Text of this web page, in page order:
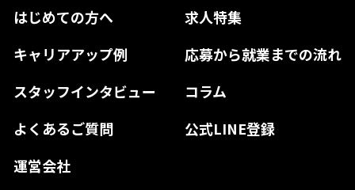
はじめての方へ
求人特集
キャリアアップ例
応募から就業までの流れ
スタッフインタビュー
コラム
よくあるご質問
公式LINE登録
運営会社
奈良県
和歌山県
島根県
山口県
徳島県
熊本県
宮崎県